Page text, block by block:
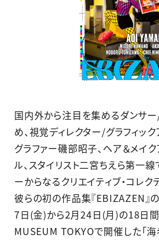
国内外から注目を集めるダンサ
め、視覚ディレクター/グラフィッ
グラファー磯部昭子、ヘア＆メイ
ル、スタイリスト二宮ちえら第一
ーからなるクリエイティブ・コレク
彼らの初の作品集『EBIZAZEN
7日(金)から2月24日(月)の18日間
MUSEUM TOKYOで開催した「